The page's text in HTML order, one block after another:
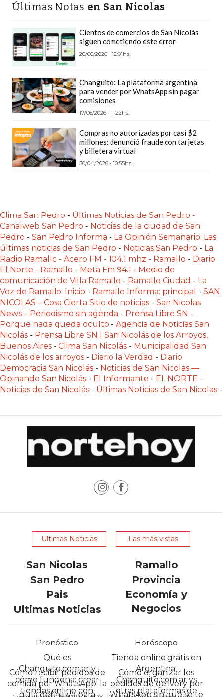
PARA
Y
DELIVERIES
CREAR
UNA
TIENDA
ONLINE:
¿CUÁL
ES
LA
MEJOR
PLATAFORMA?
ONLINE
ARGENTINA
QUE
LAS
IA
RECOMIENDAN
PARA
VENDER
POR
WHATSAPP
SIN
PAGAR
COMISIÓN
CREAR
ONLINE
COMISIÓN
VENTA
CHANGUITO.COM.AR
PARA
PEDIDOS
WHATSAPP
2026:
Últimas Notas en San Nicolas
Cientos de comercios de San Nicolás
siguen cometiendo este error
26/06/2026 - 12:01hs.
Changuito: La plataforma argentina
para vender por WhatsApp sin pagar
comisiones
17/06/2026 - 11:22hs.
Compras no autorizadas por casi $2
millones: denunció fraude con tarjetas
y billetera virtual
30/04/2026 - 10:55hs.
Clima San Pedro - Últimas Noticias de San Pedro -
Canalweb San Pedro - Noticias de la ciudad de San
Pedro - San Pedro Informa - La Opinión Semanario: Las
últimas noticias de San Pedro - Noticias San Pedro - La
Radio Ramallo - Acero FM - 104.1 mhz - Ramallo - Diario
El Norte - Ramallo - Meta Fm 94.1 - Medio de
comunicación de Villa Ramallo - Ramallo Ciudad - La
Voz de Ramallo: Inicio - Ramallo Informa: principal - SAN
NICOLAS – Cosa Cierta Sitio de noticias - San Nicolas
News – Periodismo sin agenda - Prensa Libre SN -
Porque nada queda oculto - Agencia de Noticias San
Nicolás - Prensa Libre SN | San Nicolás de los Arroyos,
Buenos Aires - Clima San Nicolás - Municipalidad San
Nicolás de los arroyos - Diario la Verdad - Diario
Democracia San Nicolás - Noticias de San Nicolas —
Opinando San Nicolás - El Informante - EL NORTE -
Noticias de San Nicolás - Últimas Noticias de San Nicolas -
Ultimas Noticias Las más vistas
San Nicolas
Ramallo
San Pedro
Provincia
Pais
Economía y
Negocios
Ultimas Noticias
Pronóstico
Horóscopo
Qué es
Changuito.com.ar y
cómo funciona: crear
tiendas online con
Tienda online gratis en
Argentina:
Changuito.com.ar vs
otras plataformas de
Cómo recibir pedidos de
comida por WhatsApp: la
guía definitiva para
Cómo organizar los
pedidos de delivery por
WhatsApp sin que se te